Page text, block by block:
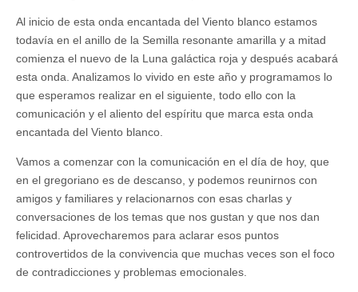
Al inicio de esta onda encantada del Viento blanco estamos
todavía en el anillo de la Semilla resonante amarilla y a mitad
comienza el nuevo de la Luna galáctica roja y después acabará
esta onda. Analizamos lo vivido en este año y programamos lo
que esperamos realizar en el siguiente, todo ello con la
comunicación y el aliento del espíritu que marca esta onda
encantada del Viento blanco.
Vamos a comenzar con la comunicación en el día de hoy, que
en el gregoriano es de descanso, y podemos reunirnos con
amigos y familiares y relacionarnos con esas charlas y
conversaciones de los temas que nos gustan y que nos dan
felicidad. Aprovecharemos para aclarar esos puntos
controvertidos de la convivencia que muchas veces son el foco
de contradicciones y problemas emocionales.